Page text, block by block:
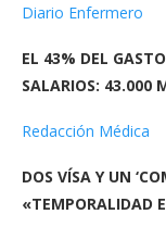
Diario Enfermero
EL 43% DEL
SALARIOS: 43.000
Redacción Médica
DOS VÍSA Y UN
«TEMPORALIDAD